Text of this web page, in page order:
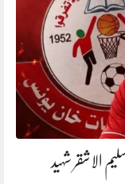
الاشقر شہید